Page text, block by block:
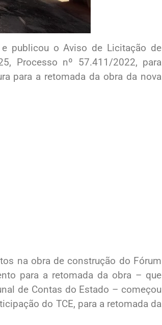
publicou o Aviso de Licitação de
Processo nº 57.411/2022, para
para a retomada da obra da nova
na obra de construção do Fórum
para a retomada da obra – que
de Contas do Estado – começou
do TCE, para a retomada da